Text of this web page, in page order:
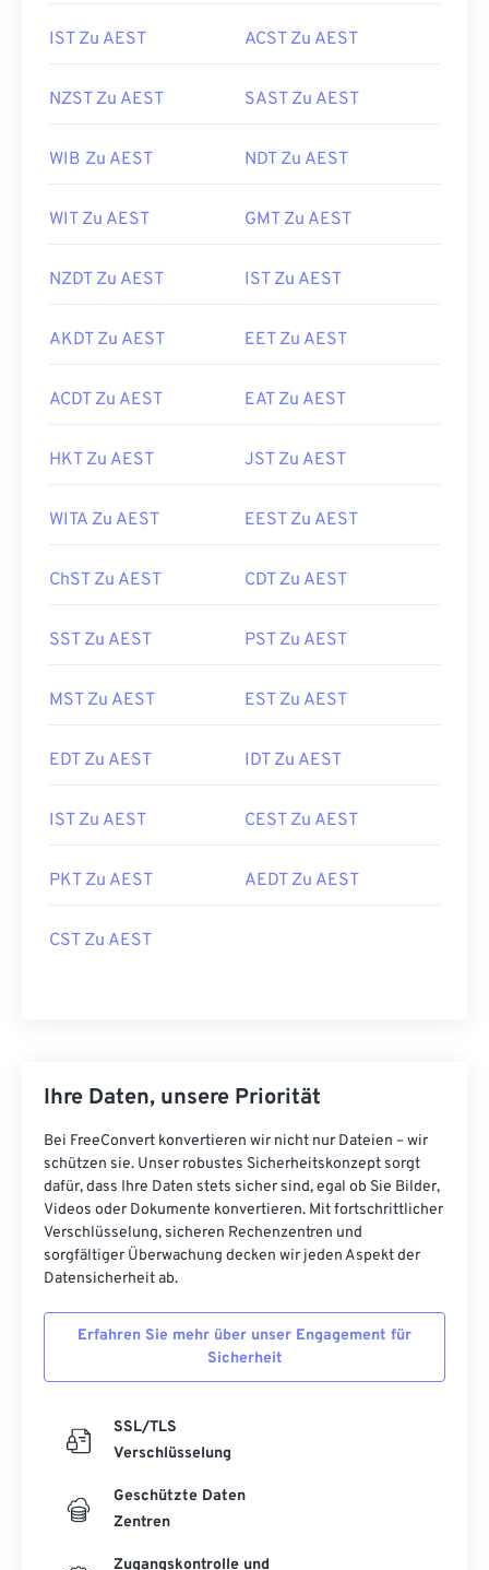
IST Zu AEST ACST Zu AEST
NZST Zu AEST SAST Zu AEST
WIB Zu AEST NDT Zu AEST
WIT Zu AEST GMT Zu AEST
NZDT Zu AEST IST Zu AEST
AKDT Zu AEST EET Zu AEST
ACDT Zu AEST EAT Zu AEST
HKT Zu AEST JST Zu AEST
WITA Zu AEST EEST Zu AEST
ChST Zu AEST CDT Zu AEST
SST Zu AEST PST Zu AEST
MST Zu AEST EST Zu AEST
EDT Zu AEST IDT Zu AEST
IST Zu AEST CEST Zu AEST
PKT Zu AEST AEDT Zu AEST
CST Zu AEST
Ihre Daten, unsere Priorität
Bei FreeConvert konvertieren wir nicht nur Dateien – wir
schützen sie. Unser robustes Sicherheitskonzept sorgt
dafür, dass Ihre Daten stets sicher sind, egal ob Sie Bilder,
Videos oder Dokumente konvertieren. Mit fortschrittlicher
Verschlüsselung, sicheren Rechenzentren und
sorgfältiger Überwachung decken wir jeden Aspekt der
Datensicherheit ab.
Erfahren Sie mehr über unser Engagement für
Sicherheit
SSL/TLS
Verschlüsselung
Geschützte Daten
Zentren
Zugangskontrolle und